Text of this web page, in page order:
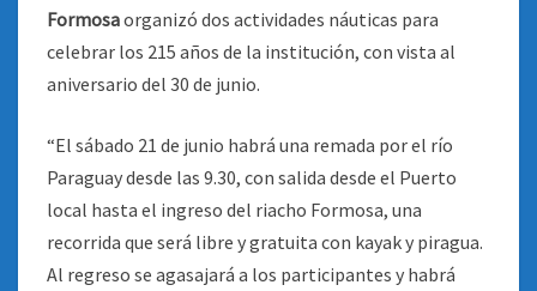
Formosaorganizó dos actividades náuticas para
celebrar los 215 años de la institución, con vista al
aniversario del 30 de junio.
“El sábado 21 de junio habrá una remada por el río
Paraguay desde las 9.30, con salida desde el Puerto
local hasta el ingreso del riacho Formosa, una
recorrida que será libre y gratuita con kayak y piragua.
Al regreso se agasajará a los participantes y habrá